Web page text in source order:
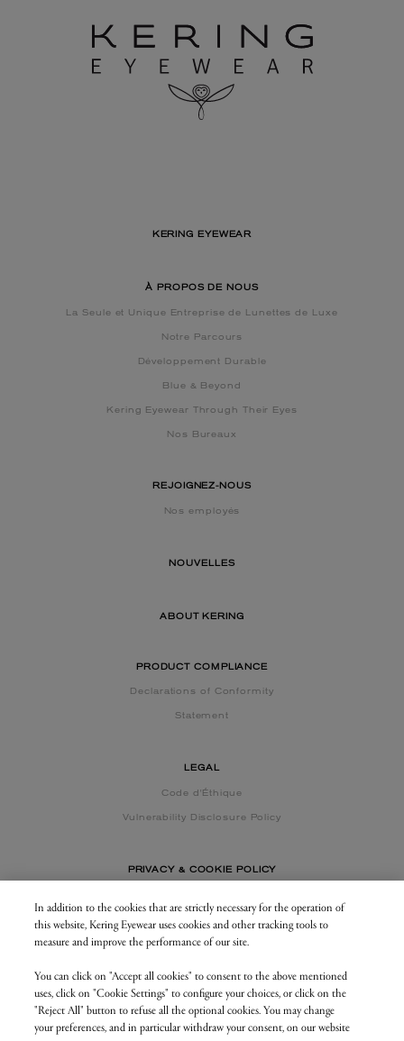
KERING EYEWEAR
À PROPOS DE NOUS
La Seule et Unique Entreprise de Lunettes de Luxe
Notre Parcours
Développement Durable
Blue & Beyond
Kering Eyewear Through Their Eyes
Nos Bureaux
REJOIGNEZ-NOUS
Nos employés
NOUVELLES
ABOUT KERING
PRODUCT COMPLIANCE
Declarations of Conformity
Statement
LEGAL
Code d'Éthique
Vulnerability Disclosure Policy
PRIVACY & COOKIE POLICY
CONTACT US
BUSINESS AREA
my.keringeyewear.com
In addition to the cookies that are strictly necessary for the operation of
this website, Kering Eyewear uses cookies and other tracking tools to
measure and improve the performance of our site.
You can click on "Accept all cookies" to consent to the above mentioned
uses, click on "Cookie Settings" to configure your choices, or click on the
"Reject All" button to refuse all the optional cookies. You may change
your preferences, and in particular withdraw your consent, on our website